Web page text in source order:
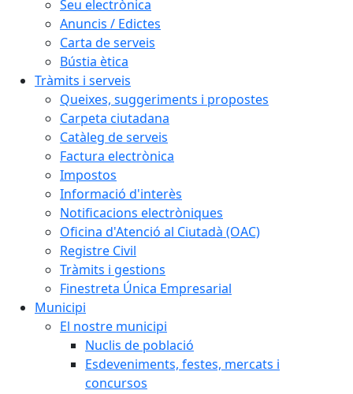
Seu electrònica
Anuncis / Edictes
Carta de serveis
Bústia ètica
Tràmits i serveis
Queixes, suggeriments i propostes
Carpeta ciutadana
Catàleg de serveis
Factura electrònica
Impostos
Informació d'interès
Notificacions electròniques
Oficina d'Atenció al Ciutadà (OAC)
Registre Civil
Tràmits i gestions
Finestreta Única Empresarial
Municipi
El nostre municipi
Nuclis de població
Esdeveniments, festes, mercats i
concursos